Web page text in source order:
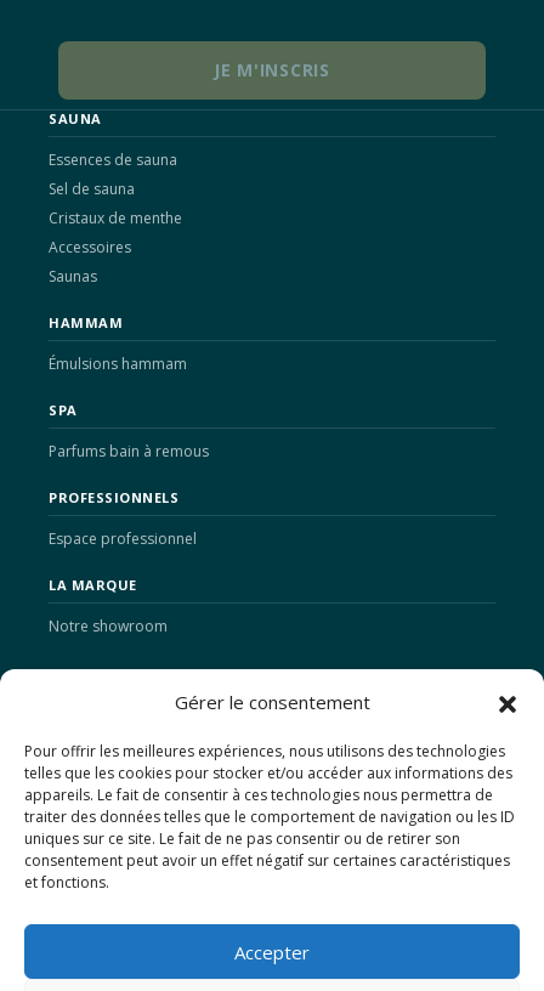
Gérer le consentement
Pour offrir les meilleures expériences, nous utilisons des technologies
telles que les cookies pour stocker et/ou accéder aux informations des
appareils. Le fait de consentir à ces technologies nous permettra de
traiter des données telles que le comportement de navigation ou les ID
uniques sur ce site. Le fait de ne pas consentir ou de retirer son
consentement peut avoir un effet négatif sur certaines caractéristiques
et fonctions.
Accepter
SAUNA
Essences de sauna
Sel de sauna
Cristaux de menthe
Accessoires
Saunas
HAMMAM
Émulsions hammam
SPA
Parfums bain à remous
PROFESSIONNELS
Espace professionnel
LA MARQUE
Notre showroom
CONTACTS
SAS WELLNESS DISTRIBUTION FRANCE
8 Rue des Remparts
67230 Sermersheim